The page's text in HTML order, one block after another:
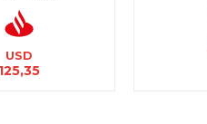
USD
125,35